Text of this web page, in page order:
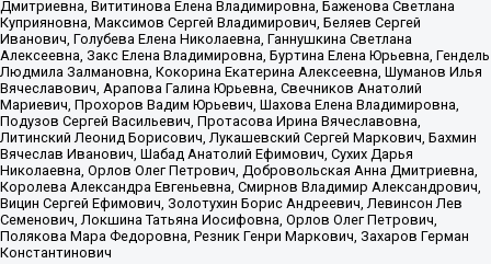
Дмитриевна, Вититинова Елена Владимировна, Баженова Светлана
Куприяновна, Максимов Сергей Владимирович, Беляев Сергей
Иванович, Голубева Елена Николаевна, Ганнушкина Светлана
Алексеевна, Закс Елена Владимировна, Буртина Елена Юрьевна, Гендель
Людмила Залмановна, Кокорина Екатерина Алексеевна, Шуманов Илья
Вячеславович, Арапова Галина Юрьевна, Свечников Анатолий
Мариевич, Прохоров Вадим Юрьевич, Шахова Елена Владимировна,
Подузов Сергей Васильевич, Протасова Ирина Вячеславовна,
Литинский Леонид Борисович, Лукашевский Сергей Маркович, Бахмин
Вячеслав Иванович, Шабад Анатолий Ефимович, Сухих Дарья
Николаевна, Орлов Олег Петрович, Добровольская Анна Дмитриевна,
Королева Александра Евгеньевна, Смирнов Владимир Александрович,
Вицин Сергей Ефимович, Золотухин Борис Андреевич, Левинсон Лев
Семенович, Локшина Татьяна Иосифовна, Орлов Олег Петрович,
Полякова Мара Федоровна, Резник Генри Маркович, Захаров Герман
Константинович